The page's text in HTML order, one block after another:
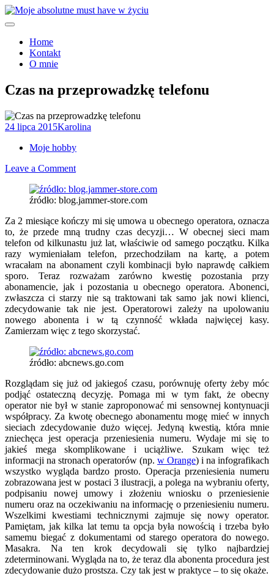
Skip
to
Moje absolutne must have w
życiu
Home
Kontakt
O mnie
Czas na przeprowadzkę telefonu
24 lipca 2015Karolina
Moje hobby
Leave a Commenton
na
przeprowadzkę
źródło: blog.jammer-store.com
Za 2 miesiące kończy mi się umowa u obecnego operatora, oznacza
to, że przede mną trudny czas decyzji… W obecnej sieci mam
telefon od kilkunastu już lat, właściwie od samego początku. Kilka
razy wymieniałam telefon, przechodziłam na kartę, a potem
wracałam na abonament czyli kombinacji było naprawdę całkiem
sporo. Teraz rozważam zarówno kwestię pozostania przy
abonamencie, jak i pozostania u obecnego operatora. Abonenci,
zwłaszcza ci starzy nie są traktowani tak samo jak nowi klienci,
zdecydowanie tak nie jest. Operatorowi zależy na upolowaniu
nowego abonenta i w tą czynność wkłada najwięcej kasy.
Zamierzam więc z tego skorzystać.
źródło: abcnews.go.com
Rozglądam się już od jakiegoś czasu, porównuję oferty żeby móc
podjąć ostateczną decyzję. Pomaga mi w tym fakt, że obecny
operator nie był w stanie zaproponować mi sensownej kontynuacji
współpracy. Za kwotę obecnego abonamentu mogę mieć w innych
sieciach zdecydowanie dużo więcej. Jedyną kwestią, która mnie
zniechęca jest operacja przeniesienia numeru. Wydaje mi się to
jakieś mega skomplikowane i uciążliwe. Szukam więc też
informacji na stronach operatorów (np. w Orange) i na infografikach
wszystko wygląda bardzo prosto. Operacja przeniesienia numeru
zobrazowana jest w postaci 3 ilustracji, a polega na wybraniu oferty,
podpisaniu nowej umowy i złożeniu wniosku o przeniesienie
numeru oraz na oczekiwaniu na informację o przeniesieniu numeru.
Wszelkimi kwestiami technicznymi zajmuje się nowy operator.
Pamiętam, jak kilka lat temu ta opcja była nowością i trzeba było
samemu biegać z dokumentami od starego operatora do nowego.
Masakra. Na ten krok decydowali się tylko najbardziej
zdeterminowani. Wygląda na to, że teraz dla abonenta procedura jest
zdecydowanie dużo prostsza. Czy tak jest w praktyce – to się okaże.